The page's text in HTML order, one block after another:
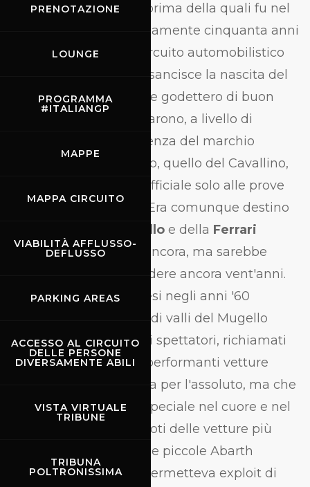
PRENOTAZIONE
LOUNGE
PROGRAMMA
#ITALIANGP
MAPPE
MAPPA CIRCUITO
VIABILITÀ AFFLUSSO-
DEFLUSSO
PARKING AREAS
ACCESSO AL CIRCUITO
DELLE PERSONE
DIVERSAMENTE ABILI
VISTA VIRTUALE
TRIBUNE
TRIBUNA
POLTRONISSIMA
classico dei 66 km, la prima della quali fu nel
1964, il 21 giugno, esattamente cinquanta anni
dopo la disputa del ‘Circuito automobilistico
toscano’ che , di fatto, sancisce la nascita del
Mugello. Riedizioni che godettero di buon
successo ma che contarono, a livello di
risonanza, la rara presenza del marchio
tricolore più prestigioso, quello del Cavallino,
intervenuto in forma ufficiale solo alle prove
dell'edizione del 1967. Era comunque destino
Mugello e della Ferrari
dovessero incrociarsi ancora, ma sarebbe
stato necessario attendere ancora vent'anni.
Le sette edizioni svoltesi negli anni '60
richiamarono nelle verdi valli del Mugello
centinaia di migliaia di spettatori, richiamati
indubbiamente dalle performanti vetture
Sport e Turismo in lotta per l'assoluto, ma che
riservavano un posto speciale nel cuore e nel
tifo più autentico ai piloti delle vetture più
vicine alla serie come le piccole Abarth
elaborate. Il percorso permetteva exploit di